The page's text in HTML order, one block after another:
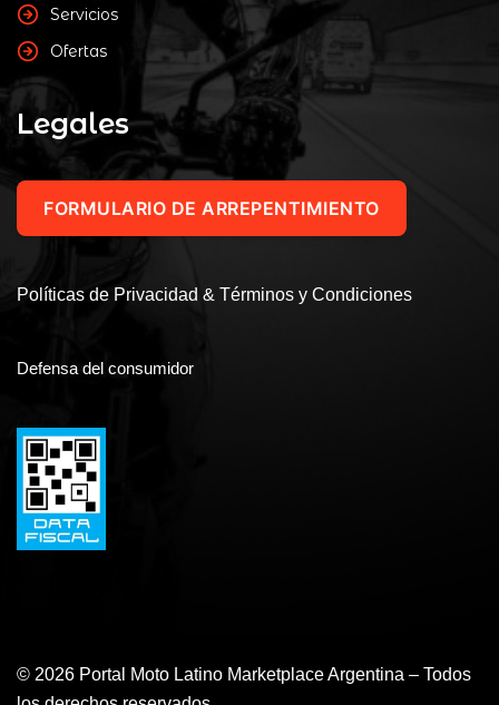
Servicios
Ofertas
Legales
FORMULARIO DE ARREPENTIMIENTO
Políticas de Privacidad & Términos y Condiciones
Defensa del consumidor
© 2026 Portal Moto Latino Marketplace Argentina – Todos